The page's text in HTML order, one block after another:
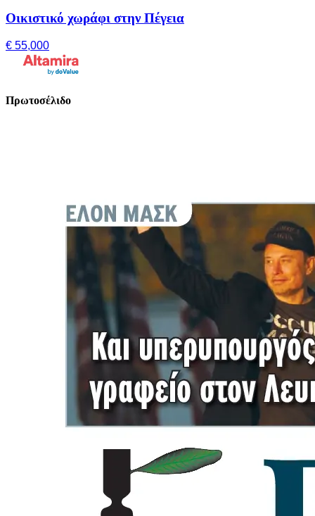
Οικιστικό χωράφι στην Πέγεια
€ 55,000
Πρωτοσέλιδο